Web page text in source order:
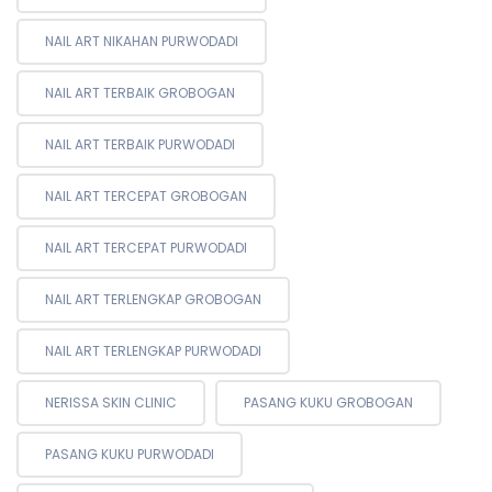
NAIL ART NIKAHAN PURWODADI
NAIL ART TERBAIK GROBOGAN
NAIL ART TERBAIK PURWODADI
NAIL ART TERCEPAT GROBOGAN
NAIL ART TERCEPAT PURWODADI
NAIL ART TERLENGKAP GROBOGAN
NAIL ART TERLENGKAP PURWODADI
NERISSA SKIN CLINIC PASANG KUKU GROBOGAN
PASANG KUKU PURWODADI